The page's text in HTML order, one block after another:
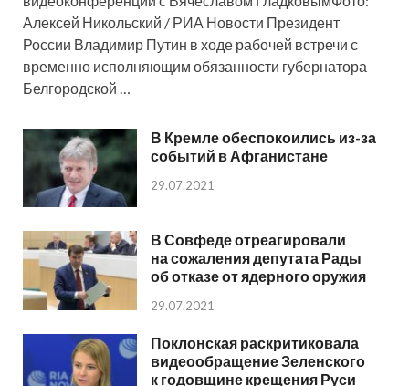
Алексей Никольский / РИА Новости Президент
России Владимир Путин в ходе рабочей встречи с
временно исполняющим обязанности губернатора
Белгородской …
В Кремле обеспокоились из-за
событий в Афганистане
29.07.2021
В Совфеде отреагировали
на сожаления депутата Рады
об отказе от ядерного оружия
29.07.2021
Поклонская раскритиковала
видеообращение Зеленского
к годовщине крещения Руси